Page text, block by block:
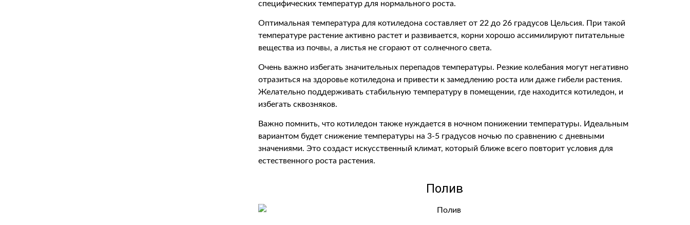
специфических температур для нормального роста.
Оптимальная температура для котиледона составляет от 22 до 26 градусов Цельсия. При такой
температуре растение активно растет и развивается, корни хорошо ассимилируют питательные
вещества из почвы, а листья не сгорают от солнечного света.
Очень важно избегать значительных перепадов температуры. Резкие колебания могут негативно
отразиться на здоровье котиледона и привести к замедлению роста или даже гибели растения.
Желательно поддерживать стабильную температуру в помещении, где находится котиледон, и
избегать сквозняков.
Важно помнить, что котиледон также нуждается в ночном понижении температуры. Идеальным
вариантом будет снижение температуры на 3-5 градусов ночью по сравнению с дневными
значениями. Это создаст искусственный климат, который ближе всего повторит условия для
естественного роста растения.
Полив